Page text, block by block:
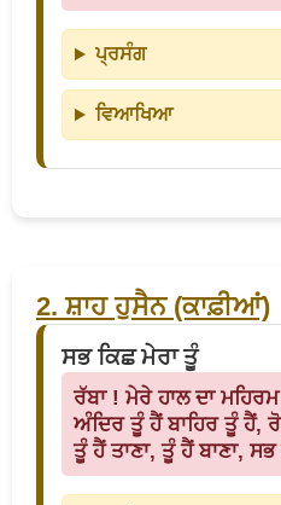
ਪ੍ਰਸੰਗ
ਵਿਆਖਿਆ
2. ਸ਼ਾਹ ਹੁਸੈਨ (ਕਾਫ਼ੀਆਂ)
ਸਭ ਕਿਛ ਮੇਰਾ ਤੂੰ
ਰੱਬਾ ! ਮੇਰੇ ਹਾਲ ਦਾ
ਅੰਦਿਰ ਤੂੰ ਹੈਂ ਬਾਹਿਰ ਤੂੰ ਹੈਂ,
ਤੂੰ ਹੈਂ ਤਾਣਾ, ਤੂੰ ਹੈਂ ਬਾਣਾ,